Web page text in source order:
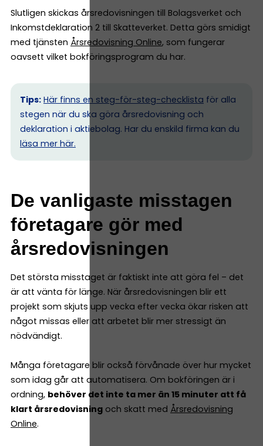
Slutligen skickas årsredovisningen till Bolagsverket och
Inkomstdeklaration 2 till Skatteverket. Detta görs smidigt
med tjänsten Årsredovisning Online, som fungerar
oavsett vilket bokföringsprogram du har.
Tips: Här finns en steg-för-steg-checklista för alla
stegen när du ska göra årsredovisning och
deklaration i aktiebolag. Har du enskild firma kan du
läsa mer här.
De vanligaste misstagen
företagare gör med
årsredovisningen
Det största misstaget är faktiskt inte att göra fel – det
är att vänta för länge. När årsredovisningen blir ett
projekt som skjuts upp vecka efter vecka ökar risken att
något missas eller att arbetet blir mer stressigt än
nödvändigt.
Många företagare blir också förvånade över hur mycket
som idag går att automatisera. Om bokföringen är i
ordning, behöver det inte ta mer än 15 minuter att få
klart årsredovisning och skatt med Årsredovisning
Online.